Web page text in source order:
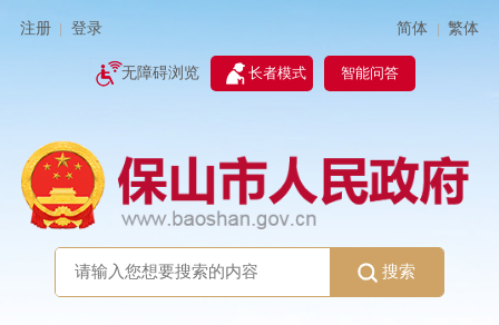
注册 登录 简体 | 繁体
无障碍浏览 长者模式 智能问答
搜索